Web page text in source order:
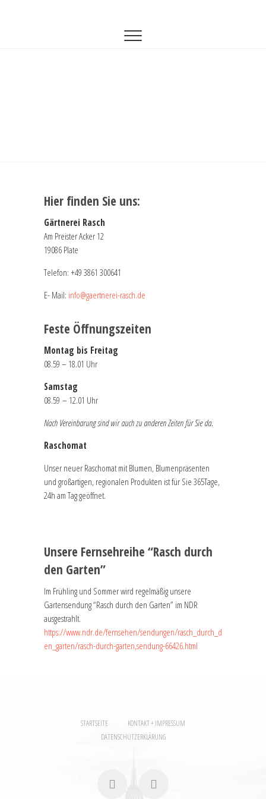
Hier finden Sie uns:
Gärtnerei Rasch
Am Preister Acker 12
19086 Plate
Telefon:+49 3861 300641
E- Mail: info@gaertnerei-rasch.de
Feste Öffnungszeiten
Montag bis Freitag
08.59 – 18.01 Uhr
Samstag
08.59 – 12.01 Uhr
Nach Vereinbarung sind wir auch zu anderen Zeiten für Sie da.
Raschomat
Unser neuer Raschomat mit Blumen, Blumenpräsenten
und großartigen, regionalen Produkten ist für Sie 365Tage,
24h am Tag geöffnet.
Unsere Fernsehreihe “Rasch durch
den Garten”
Im Frühling und Sommer wird regelmäßig unsere
Gartensendung “Rasch durch den Garten” im NDR
ausgestrahlt.
https://www.ndr.de/fernsehen/sendungen/rasch_durch_d
en_garten/rasch-durch-garten,sendung-66426.html
STARTSEITE
KONTAKT + IMPRESSUM
DATENSCHUTZERKLÄRUNG
facebook